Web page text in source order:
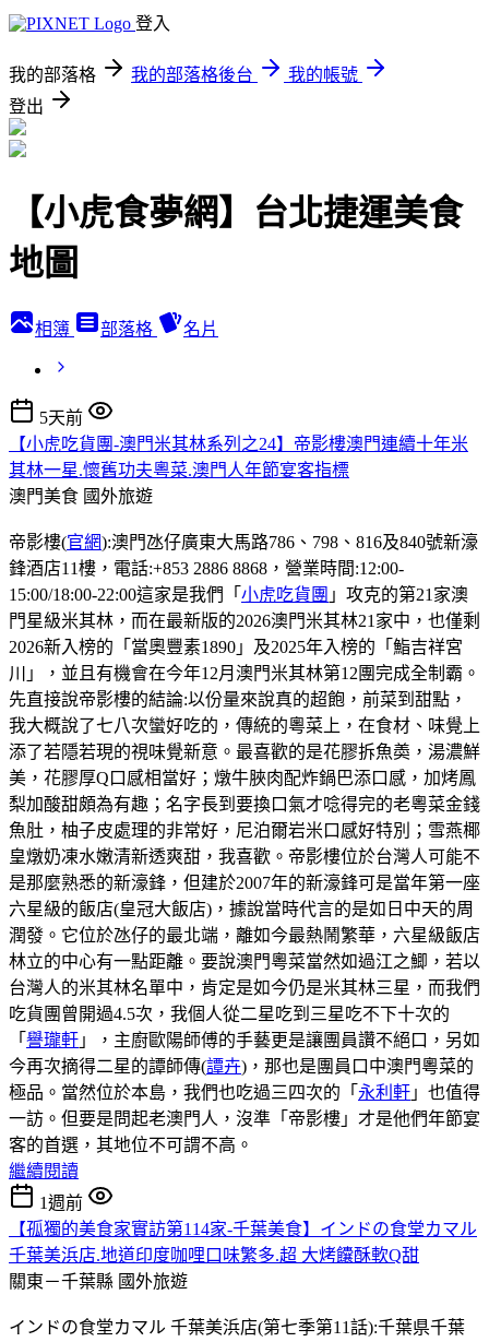
登入
我的部落格 我的部落格後台
我的帳號
登出
【小虎食夢網】台北捷運美食
地圖
相簿 部落格 名片
5天前
【小虎吃貨團-澳門米其林系列之24】帝影樓澳門連續十年米
其林一星.懷舊功夫粵菜.澳門人年節宴客指標
澳門美食 國外旅遊
帝影樓(官網):澳門氹仔廣東大馬路786、798、816及840號新濠
鋒酒店11樓，電話:+853 2886 8868，營業時間:12:00-
15:00/18:00-22:00這家是我們「 小虎吃貨團 」攻克的第21家澳
門星級米其林，而在最新版的2026澳門米其林21家中，也僅剩
2026新入榜的「當奧豐素1890」及2025年入榜的「鮨吉祥宮
川」，並且有機會在今年12月澳門米其林第12團完成全制霸。
先直接說帝影樓的結論:以份量來說真的超飽，前菜到甜點，
我大概說了七八次蠻好吃的，傳統的粵菜上，在食材、味覺上
添了若隱若現的視味覺新意。最喜歡的是花膠拆魚𡙡，湯濃鮮
美，花膠厚Q口感相當好；燉牛脥肉配炸鍋巴添口感，加烤鳳
梨加酸甜頗為有趣；名字長到要換口氣才唸得完的老粵菜金錢
魚肚，柚子皮處理的非常好，尼泊爾岩米口感好特別；雪燕椰
皇燉奶凍水嫩清新透爽甜，我喜歡。帝影樓位於台灣人可能不
是那麼熟悉的新濠鋒，但建於2007年的新濠鋒可是當年第一座
六星級的飯店(皇冠大飯店)，據說當時代言的是如日中天的周
潤發。它位於氹仔的最北端，離如今最熱鬧繁華，六星級飯店
林立的中心有一點距離。要說澳門粵菜當然如過江之鯽，若以
台灣人的米其林名單中，肯定是如今仍是米其林三星，而我們
吃貨團曾開過4.5次，我個人從二星吃到三星吃不下十次的
「 譽瓏軒 」，主廚歐陽師傅的手藝更是讓團員讚不絕口，另如
今再次摘得二星的譚師傳(譚卉)，那也是團員口中澳門粵菜的
極品。當然位於本島，我們也吃過三四次的「 永利軒 」也值得
一訪。但要是問起老澳門人，沒準「帝影樓」才是他們年節宴
客的首選，其地位不可謂不高。
繼續閱讀
1週前
【孤獨的美食家實訪第114家-千葉美食】インドの食堂カマル
千葉美浜店.地道印度咖哩口味繁多.超 大烤饢酥軟Q甜
關東－千葉縣 國外旅遊
インドの食堂カマル 千葉美浜店(第七季第11話):千葉県千葉